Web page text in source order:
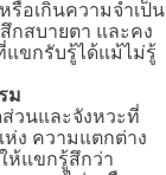
อเกินความจำเป็น
กสบายตา และคง
แขกรับรู้ได้แม้ไม่รู้
ม
วนและจังหวะที่
ห่ง ความแตกต่าง
ห้แขกรู้สึกว่า